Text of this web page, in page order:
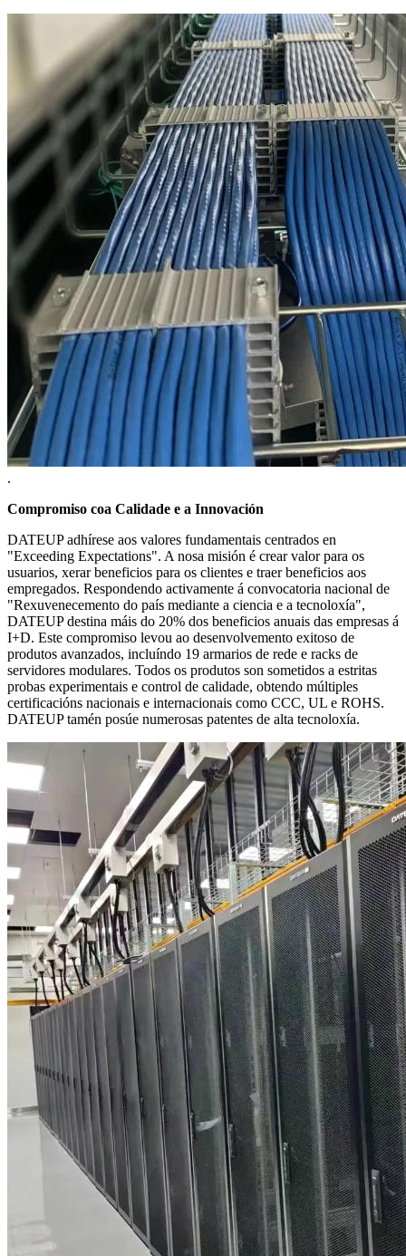
.
Compromiso coa Calidade e a Innovación
DATEUP adhírese aos valores fundamentais centrados en
"Exceeding Expectations". A nosa misión é crear valor para os
usuarios, xerar beneficios para os clientes e traer beneficios aos
empregados. Respondendo activamente á convocatoria nacional de
"Rexuvenecemento do país mediante a ciencia e a tecnoloxía",
DATEUP destina máis do 20% dos beneficios anuais das empresas á
I+D. Este compromiso levou ao desenvolvemento exitoso de
produtos avanzados, incluíndo 19 armarios de rede e racks de
servidores modulares. Todos os produtos son sometidos a estritas
probas experimentais e control de calidade, obtendo múltiples
certificacións nacionais e internacionais como CCC, UL e ROHS.
DATEUP tamén posúe numerosas patentes de alta tecnoloxía.